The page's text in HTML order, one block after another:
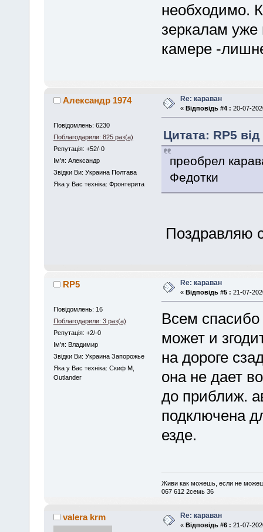
необходимо.
зеркалам уже
камере -
Александр 1974
Повідомлень: 6230
Поблагодарили: 825 раз(а)
Репутація: +52/-0
Iм'я: Александр
Звідки Ви: Украина Полтава
Яка у Вас техніка: Фронтерита
Re: караван
« Відповідь #4 : 20-07-
Цитата: RP5
преобрел
Федотки
Поздравляю
RP5
Повідомлень: 16
Поблагодарили: 3 раз(а)
Репутація: +2/-0
Iм'я: Владимир
Звідки Ви: Украина Запорожье
Яка у Вас техніка: Скиф М,
Outlander
Re: караван
« Відповідь #5 : 21-07-
Всем
может и
на дороге
она не дает
до приближ.
подключена
езде.
Живи как можешь, если не
067 612 2cемь 36
valera krm Re: караван
« Відповідь #6 : 21-07-